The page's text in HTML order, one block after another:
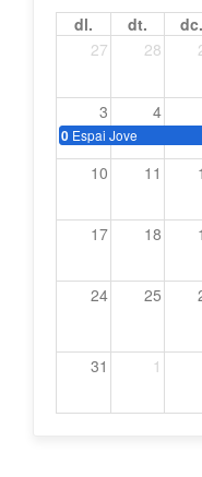
dl. dt. dc.
27
28
3 4
0 Espai Jove
10 11
17 18
24 25
31 1